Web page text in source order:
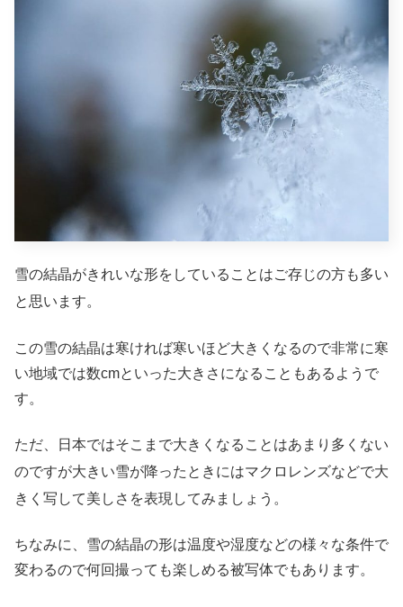
雪の結晶がきれいな形をしていることはご存じの方も多い
と思います。
この雪の結晶は寒ければ寒いほど大きくなるので非常に寒
い地域では数cmといった大きさになることもあるようで
す。
ただ、日本ではそこまで大きくなることはあまり多くない
のですが大きい雪が降ったときにはマクロレンズなどで大
きく写して美しさを表現してみましょう。
ちなみに、雪の結晶の形は温度や湿度などの様々な条件で
変わるので何回撮っても楽しめる被写体でもあります。